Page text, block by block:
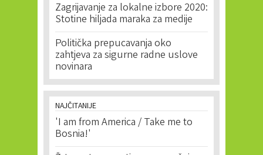
Zagrijavanje za lokalne izbore 2020:
Stotine hiljada maraka za medije
Politička prepucavanja oko
zahtjeva za sigurne radne uslove
novinara
NAJČITANIJE
'I am from America / Take me to
Bosnia!'